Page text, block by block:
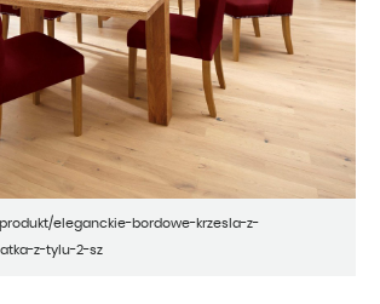
produkt/eleganckie-bordowe-krzesla-z-
z-tylu-2-sz